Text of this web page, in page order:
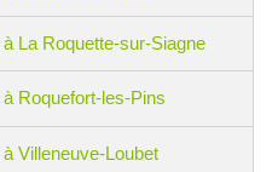
La Roquette-sur-Siagne
Roquefort-les-Pins
Villeneuve-Loubet